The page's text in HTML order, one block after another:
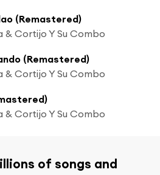
(Remastered)
& Cortijo Y Su Combo
(Remastered)
& Cortijo Y Su Combo
& Cortijo Y Su Combo
of songs and